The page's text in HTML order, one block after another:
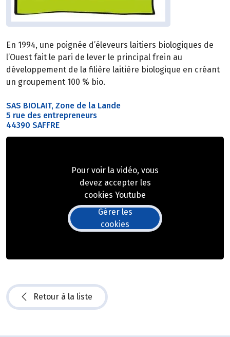
En 1994, une poignée d’éleveurs laitiers biologiques de
l’Ouest fait le pari de lever le principal frein au
développement de la filière laitière biologique en créant
un groupement 100 % bio.
SAS BIOLAIT, Zone de la Lande
5 rue des entrepreneurs
44390 SAFFRE
Pour voir la vidéo, vous
devez accepter les
cookies Youtube
Gérer les
cookies
Retour à la liste